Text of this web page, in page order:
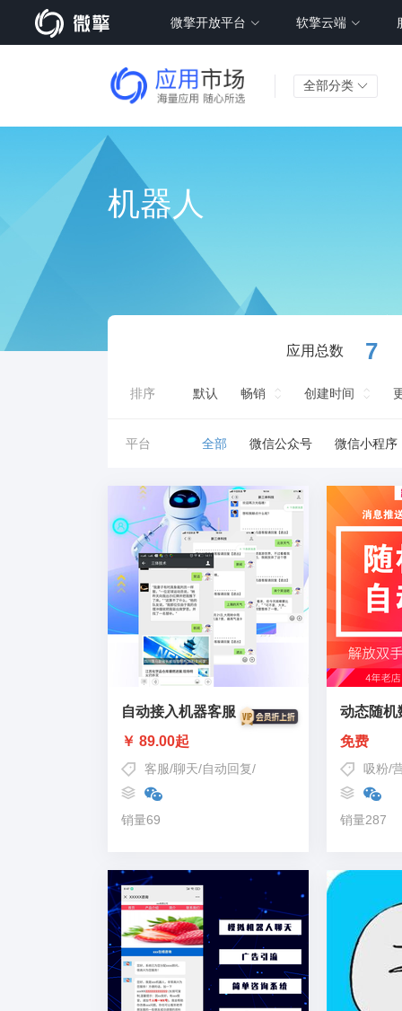
微擎开放平台 软擎云端
全部分类
机器人
应用总数 7
排序 默认 畅销 创建时间
平台 全部 微信公众号 微信小程序
自动接入机器客服
￥ 89.00起
客服/聊天/自动回复/ 机器人客服
销量69
动态随机
免费
吸粉/
销量287